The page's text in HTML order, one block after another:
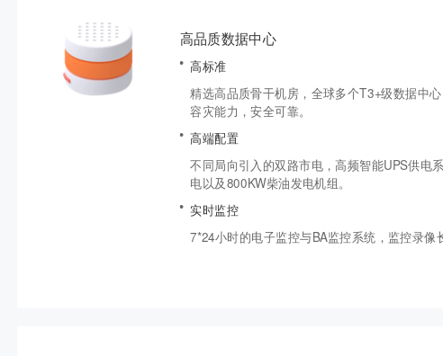
高品质数据中心
高标准
精选高品质骨干机房，全球多个T3+级数据中
容灾能力，安全可靠。
高端配置
不同局向引入的双路市电，高频智能UPS供电
电以及800KW柴油发电机组。
实时监控
7*24小时的电子监控与BA监控系统，监控录像